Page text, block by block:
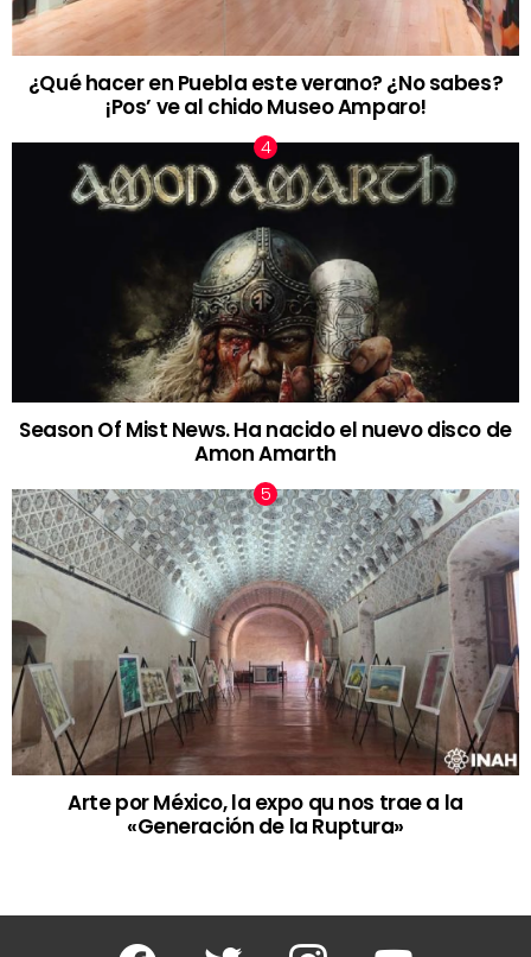
¿Qué hacer en Puebla este verano? ¿No sabes?
¡Pos’ ve al chido Museo Amparo!
Season Of Mist News. Ha nacido el nuevo disco de
Amon Amarth
Arte por México, la expo qu nos trae a la
«Generación de la Ruptura»
Facebook Twitter Instagram Youtube